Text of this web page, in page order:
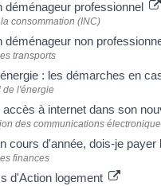
déménageur professionnel
consommation (INC)
déménageur non
transports
: les démarches en
de l'énergie
à internet dans son
des communications
cours d'année, dois-je
finances
d'Action logement